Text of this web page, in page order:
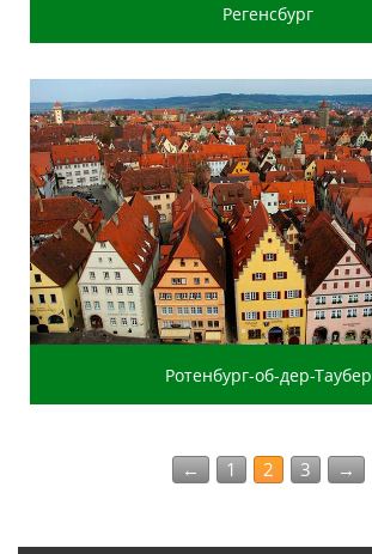
Регенсбург
Ротенбург-об-дер-Таубер
← 1 2 3 →